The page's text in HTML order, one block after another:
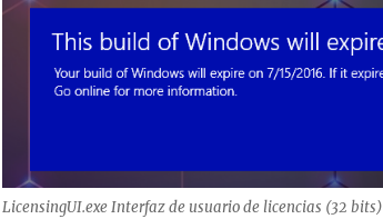
LicensingUI.exe Interfaz de usuario de licencias (32 bits)